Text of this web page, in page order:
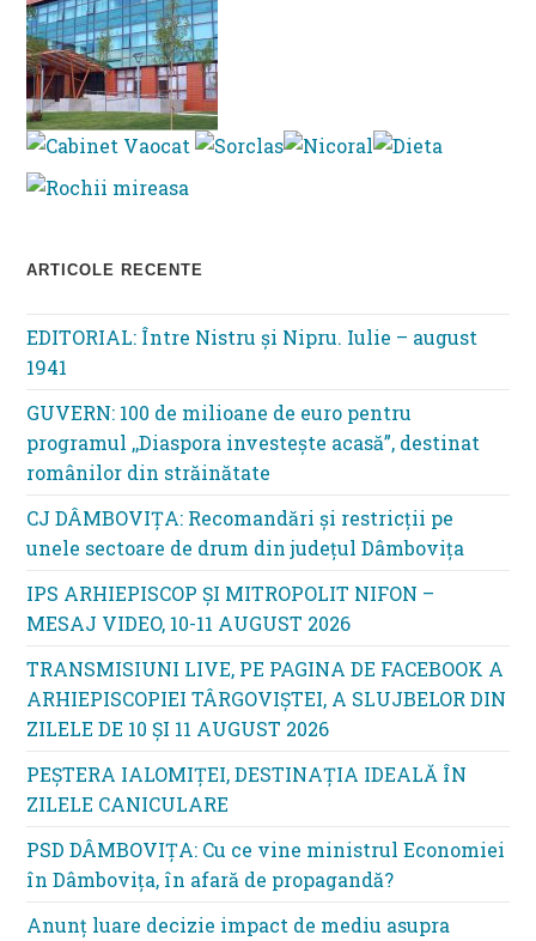
ARTICOLE RECENTE
EDITORIAL: Între Nistru şi Nipru. Iulie – august
1941
GUVERN: 100 de milioane de euro pentru
programul ,,Diaspora investește acasă”, destinat
românilor din străinătate
CJ DÂMBOVIȚA: Recomandări și restricții pe
unele sectoare de drum din județul Dâmbovița
IPS ARHIEPISCOP ȘI MITROPOLIT NIFON –
MESAJ VIDEO, 10-11 AUGUST 2026
TRANSMISIUNI LIVE, PE PAGINA DE FACEBOOK A
ARHIEPISCOPIEI TÂRGOVIȘTEI, A SLUJBELOR DIN
ZILELE DE 10 ȘI 11 AUGUST 2026
PEȘTERA IALOMIȚEI, DESTINAȚIA IDEALĂ ÎN
ZILELE CANICULARE
PSD DÂMBOVIȚA: Cu ce vine ministrul Economiei
în Dâmbovița, în afară de propagandă?
Anunț luare decizie impact de mediu asupra